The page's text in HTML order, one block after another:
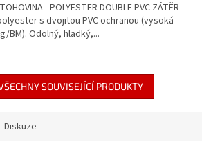
- POLYESTER DOUBLE PVC ZÁTĚR
s dvojitou PVC ochranou (vysoká
BM). Odolný, hladký,...
SOUVISEJÍCÍ PRODUKTY
Diskuze